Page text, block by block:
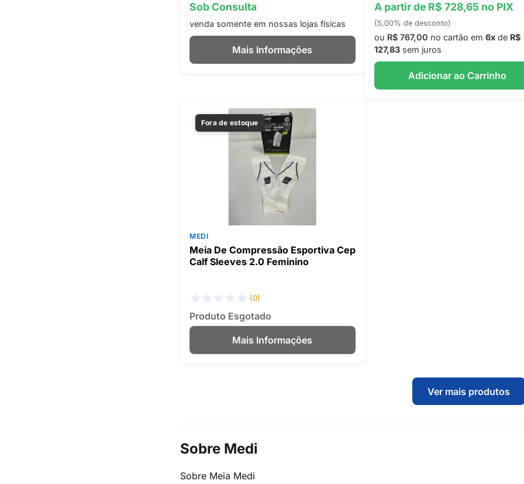
Sob Consulta
venda somente em nossas lojas físicas
Mais Informações
A partir de R$ 728,65 no PIX
(5,00% de desconto)
ou R$ 767,00 no cartão em 6xde R$
127,83sem juros
Adicionar ao Carrinho
Fora de estoque
MEDI
Meia De Compressão Esportiva Cep
Calf Sleeves 2.0 Feminino
(0)
Produto Esgotado
Mais Informações
Ver mais produtos
Sobre Medi
Sobre Meia Medi